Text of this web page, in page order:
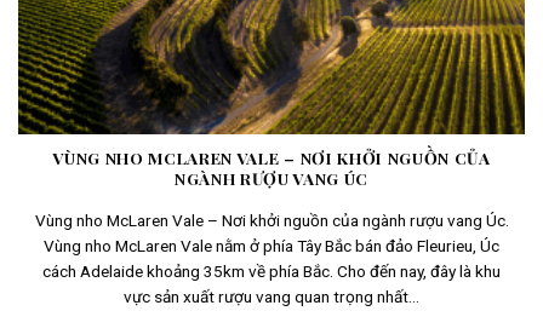
VÙNG NHO MCLAREN VALE – NƠI KHỞI NGUỒN CỦA
NGÀNH RƯỢU VANG ÚC
Vùng nho McLaren Vale – Nơi khởi nguồn của ngành rượu vang Úc.
Vùng nho McLaren Vale nằm ở phía Tây Bắc bán đảo Fleurieu, Úc
cách Adelaide khoảng 35km về phía Bắc. Cho đến nay, đây là khu
vực sản xuất rượu vang quan trọng nhất...